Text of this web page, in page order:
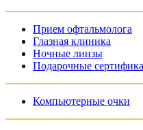
Прием офтальмолога
Глазная клиника
Ночные линзы
Подарочные
Компьютерные очки